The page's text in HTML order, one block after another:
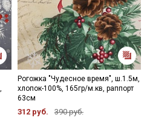
Рогожка "Чудесное время", ш.1.5м,
хлопок-100%, 165гр/м.кв, раппорт
63см
312 руб. 390 руб.